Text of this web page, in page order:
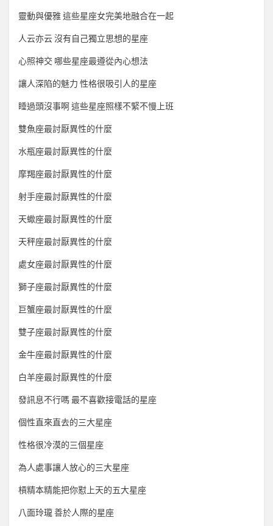
靈動與優雅 這些星座女完美地融合在一起
人云亦云 沒有自己獨立思想的星座
心照神交 哪些星座最遵從內心想法
讓人深陷的魅力 性格很吸引人的星座
睡過頭沒事啊 這些星座照樣不緊不慢上班
雙魚座最討厭異性的什麼
水瓶座最討厭異性的什麼
摩羯座最討厭異性的什麼
射手座最討厭異性的什麼
天蠍座最討厭異性的什麼
天秤座最討厭異性的什麼
處女座最討厭異性的什麼
獅子座最討厭異性的什麼
巨蟹座最討厭異性的什麼
雙子座最討厭異性的什麼
金牛座最討厭異性的什麼
白羊座最討厭異性的什麼
發訊息不行嗎 最不喜歡接電話的星座
個性直來直去的三大星座
性格很冷漠的三個星座
為人處事讓人放心的三大星座
槓精本精能把你懟上天的五大星座
八面玲瓏 善於人際的星座